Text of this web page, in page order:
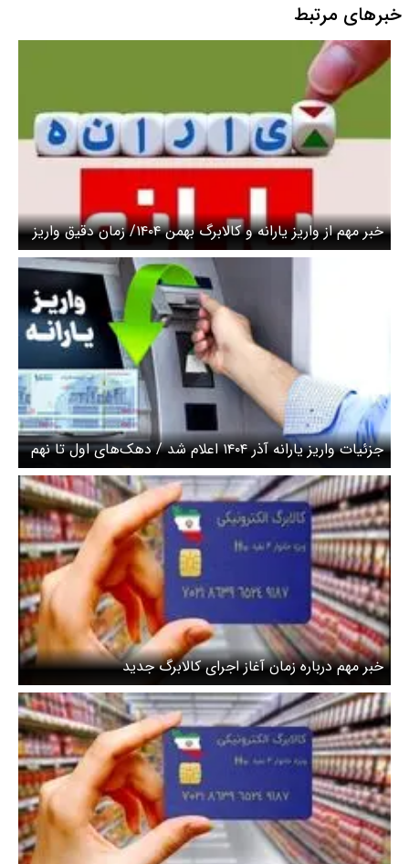
خبرهای مرتبط
خبر مهم از واریز یارانه و کالابرگ بهمن ۱۴۰۴/ زمان دقیق واریز
اعلام شد
جزئیات واریز یارانه آذر ۱۴۰۴ اعلام شد / دهک‌های اول تا نهم
چقدر یارانه و کالابرگ دریافت می‌کنند؟ + جدول
خبر مهم درباره زمان آغاز اجرای کالابرگ جدید